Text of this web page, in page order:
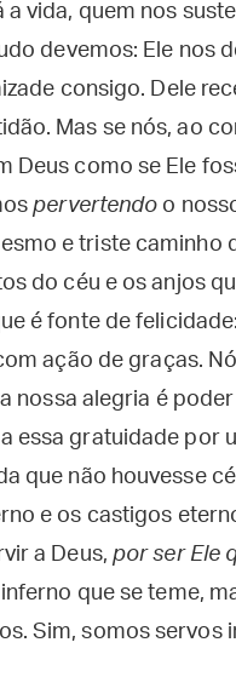
a vida, quem nos
devemos: Ele nos
consigo. Dele
Mas se nós, ao
Deus como se Ele
pervertendo o
e triste caminho
do céu e os anjos
é fonte de
ação de graças.
nossa alegria é
essa gratuidade por
que não houvesse
e os castigos
a Deus, por ser Ele
que se teme,
Sim, somos servos